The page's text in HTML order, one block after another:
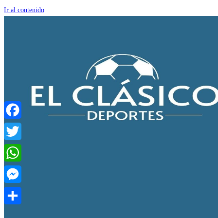
Ir al contenido
Facebook
Twitter
WhatsApp
Messenger